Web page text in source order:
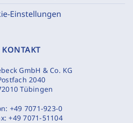
Einstellungen
KONTAKT
GmbH & Co. KG
2040
Tübingen
+49 7071-923-0
+49 7071-51104